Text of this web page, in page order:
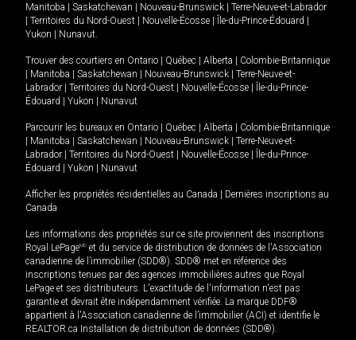
Manitoba | Saskatchewan | Nouveau-Brunswick | Terre-Neuve-et-Labrador
| Territoires du Nord-Ouest | Nouvelle-Écosse | Île-du-Prince-Édouard |
Yukon | Nunavut
Trouver des courtiers en Ontario | Québec | Alberta | Colombie-Britannique
| Manitoba | Saskatchewan | Nouveau-Brunswick | Terre-Neuve-et-
Labrador | Territoires du Nord-Ouest | Nouvelle-Écosse | Île-du-Prince-
Édouard | Yukon | Nunavut
Parcourir les bureaux en Ontario | Québec | Alberta | Colombie-Britannique
| Manitoba | Saskatchewan | Nouveau-Brunswick | Terre-Neuve-et-
Labrador | Territoires du Nord-Ouest | Nouvelle-Écosse | Île-du-Prince-
Édouard | Yukon | Nunavut
Afficher les propriétés résidentielles au Canada | Dernières inscriptions au
Canada
Les informations des propriétés sur ce site proviennent des inscriptions
Royal LePageMD et du service de distribution de données de l'Association
canadienne de l’immobilier (SDD®). SDD® met en référence des
inscriptions tenues par des agences immobilières autres que Royal
LePage et ses distributeurs. L'exactitude de l'information n'est pas
garantie et devrait être indépendamment vérifiée. La marque DDF®
appartient à l'Association canadienne de l’immobilier (ACI) et identifie le
REALTOR.ca Installation de distribution de données (SDD®).